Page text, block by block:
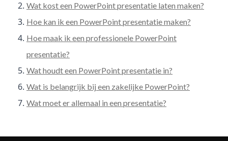
Wat kost een PowerPoint presentatie laten maken?
Hoe kan ik een PowerPoint presentatie maken?
Hoe maak ik een professionele PowerPoint
presentatie?
Wat houdt een PowerPoint presentatie in?
Wat is belangrijk bij een zakelijke PowerPoint?
Wat moet er allemaal in een presentatie?